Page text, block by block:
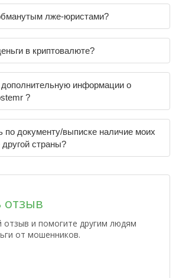
лже-юристами?
в криптовалюте?
дополнительную информации о
?
по документу/выписке наличие моих
другой страны?
отзыв
отзыв и помогите другим людям
от мошенников.